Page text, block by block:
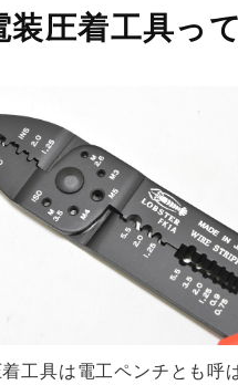
装圧着工具っ
工具は電工ペンチとも呼